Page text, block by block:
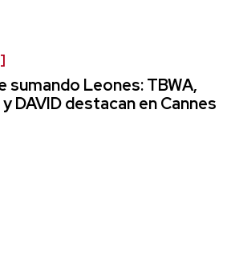
sumando Leones: TBWA,
DAVID destacan en Cannes